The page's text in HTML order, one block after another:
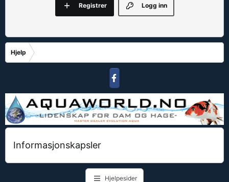
Logg inn
Registrer
Hjelp
Informasjonskapsler
Hjelpesider